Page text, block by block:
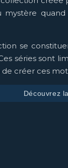
mystère
se
séries sont
créer ces
Découvrez